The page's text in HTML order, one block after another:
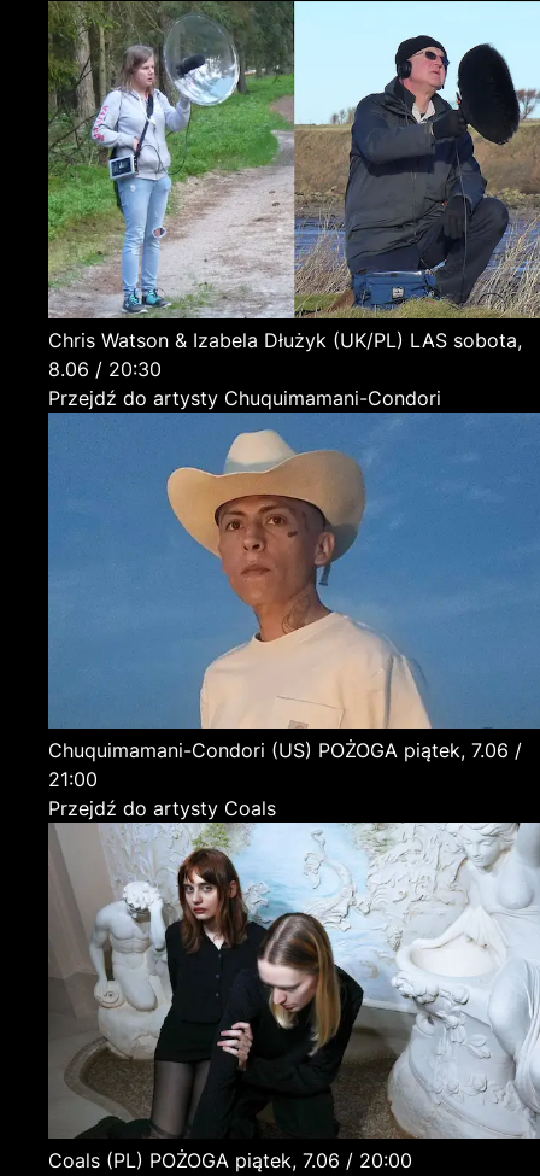
Chris Watson & Izabela Dłużyk (UK/PL) LAS sobota,
8.06 / 20:30
Przejdź do artysty Chuquimamani-Condori
Chuquimamani-Condori (US) POŻOGA piątek, 7.06 /
21:00
Przejdź do artysty Coals
Coals (PL) POŻOGA
piątek, 7.06 / 20:00